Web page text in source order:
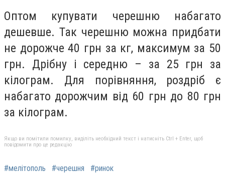
Оптом купувати черешню набагато
дешевше. Так черешню можна придбати
не дорожче 40 грн за кг, максимум за 50
грн. Дрібну і середню – за 25 грн за
кілограм. Для порівняння, роздріб є
набагато дорожчим від 60 грн до 80 грн
за кілограм.
Якщо ви помітили помилку, виділіть необхідний текст і натисніть Ctrl + Enter, щоб
повідомити про це редакцію
#мелітополь #черешня #ринок